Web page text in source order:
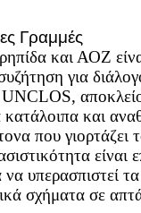
Γραμμές
και ΑΟΖ
για
και
που
είναι
υπερασπιστεί
σχήματα σε